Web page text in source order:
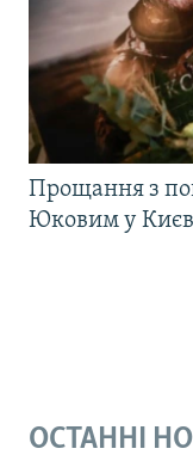
Прощання з
Юковим у
ОСТАННІ